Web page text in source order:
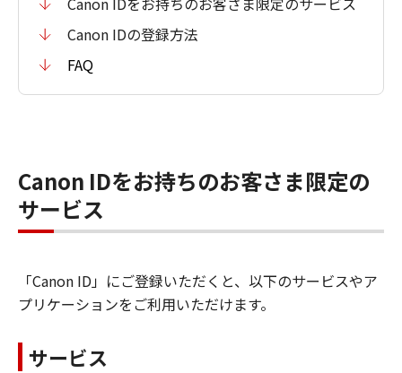
Canon IDの登録方法
FAQ
Canon IDをお持ちのお客さま限定の
サービス
「Canon ID」にご登録いただくと、以下のサービスやア
プリケーションをご利用いただけます。
サービス